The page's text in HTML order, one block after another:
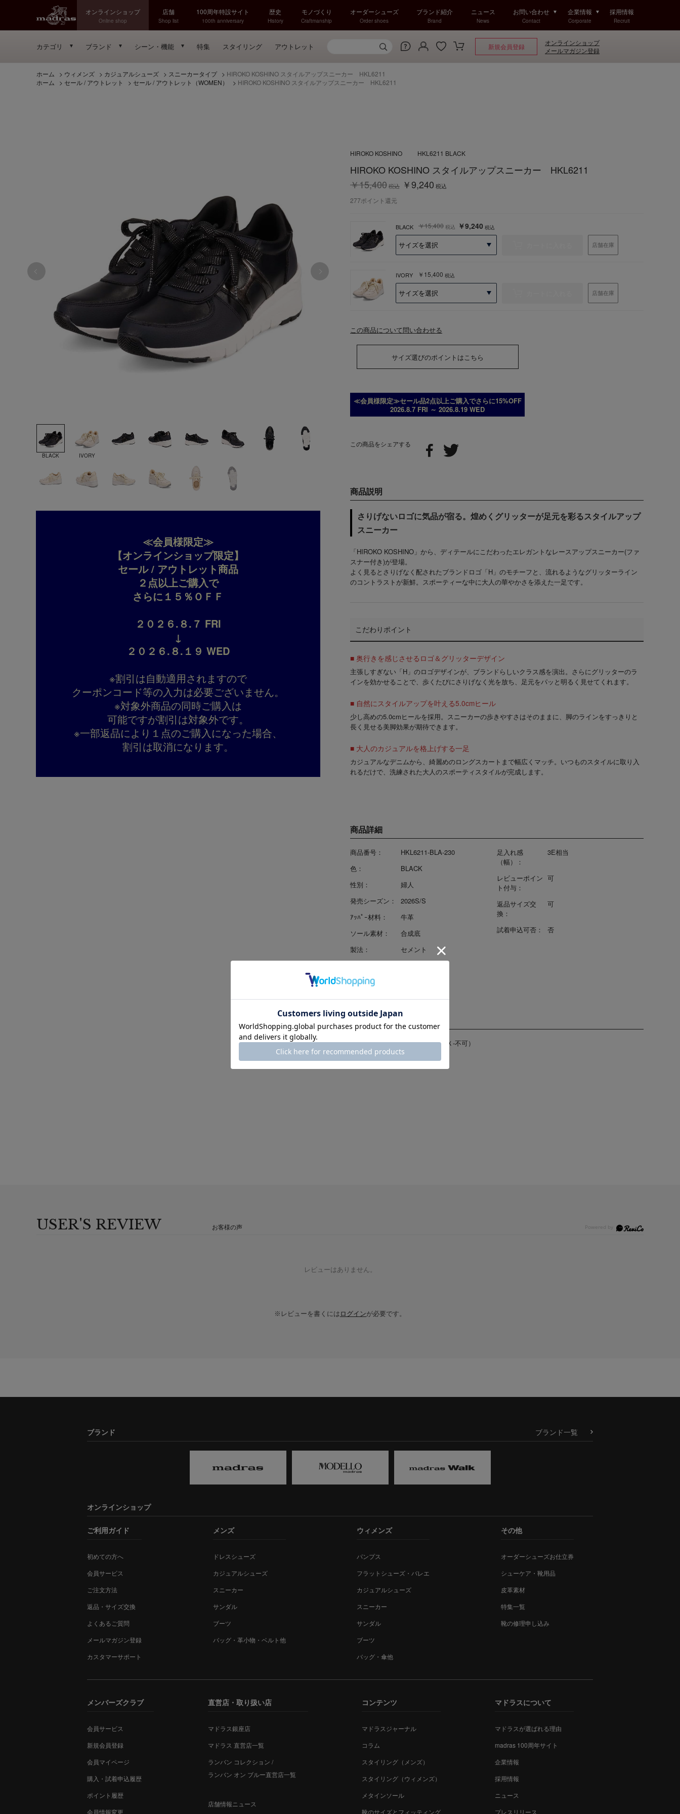
オンラインショップ
Online shop
店舗
Shop list
100周年特設サイト
100th anniversary
歴史
History
モノづくり
Craftmanship
オーダーシューズ
Order shoes
ブランド紹介
Brand
ニュース
News
お問い合わせ
Contact
企業情報
Corporate
採用情報
Recruit
カテゴリ ブランド シーン・機能 特集 スタイリング アウトレット 新規会員登録
オンラインショップ
メールマガジン登録
ホーム > ウィメンズ > カジュアルシューズ > スニーカータイプ > HIROKO KOSHINO スタイルアップスニーカー HKL6211
ホーム
> セール / アウトレット > セール / アウトレット（WOMEN） > HIROKO KOSHINO スタイルアップスニーカー HKL6211
BLACK IVORY
≪会員様限定≫
【オンラインショップ限定】
セール / アウトレット商品
２点以上ご購入で
さらに１５％ＯＦＦ
２０２６.８.７ FRI
↓
２０２６.８.１９ WED
※割引は自動適用されますので
クーポンコード等の入力は必要ございません。
※対象外商品の同時ご購入は
可能ですが割引は対象外です。
※一部返品により１点のご購入になった場合、
割引は取消になります。
この商品をシェアする
HIROKO KOSHINO スタイルアップスニーカー HKL6211
￥9,240 税込
￥15,400税込
商品詳細
商品番号：
HKL6211-BLA-230
色：
BLACK
性別：
婦人
発売シーズン：
2026S/S
ｱｯﾊﾟｰ材料：
牛革
ソール素材：
合成底
製法：
セメント
原産国：
足入れ感
（幅）：
3E相当
レビューポイン
ト付与：
可
返品サイズ交
換：
可
試着申込可否： 否
修理対応
（〇-修理可、△-代替部品修理、Ｘ-不可）
ソール交換： ×
BLACK ￥9,240 税込
￥15,400 税込
店舗在庫
IVORY ￥15,400 税込
店舗在庫
HIROKO KOSHINO HKL6211 BLACK
277ポイント還元
商品説明
さりげないロゴに気品が宿る。煌めくグリッターが足元を彩るスタイルアップ
スニーカー
「HIROKO KOSHINO」から、ディテールにこだわったエレガントなレースアップスニーカー(ファ
スナー付き)が登場。
よく見ると さりげなく配されたブランドロゴ「H」 のモチーフと、流れるようなグリッターライン
のコントラストが新鮮。スポーティーな中に大人の華やかさを添えた一足です。
こだわりポイント
■ 奥行きを感じさせるロゴ＆グリッターデザイン
主張しすぎない「H」のロゴデザインが、ブランドらしいクラス感を演出。さらにグリッターのラ
インを効かせることで、歩くたびにさりげなく光を放ち、足元をパッと明るく見せてくれます。
■ 自然にスタイルアップを叶える5.0cmヒール
少し高めの5.0cmヒールを採用。スニーカーの歩きやすさはそのままに、脚のラインをすっきりと
長く見せる美脚効果が期待できます。
■ 大人のカジュアルを格上げする一足
カジュアルなデニムから、綺麗めのロングスカートまで幅広くマッチ。いつものスタイルに取り入
れるだけで、洗練された大人のスポーティスタイルが完成します。
この商品について問い合わせる
サイズ選びのポイントはこちら
≪会員様限定≫セール品2点以上ご購入でさらに15%OFF
2026.8.7 FRI ～ 2026.8.19 WED
USER'S REVIEW お客様の声
レビューはありません。
※レビューを書くには ログインが必要です。
ブランド ブランド一覧
オンラインショップ
ご利用ガイド
初めての方へ
会員サービス
ご注文方法
返品・サイズ交換
よくあるご質問
メールマガジン登録
カスタマーサポート
メンズ
ドレスシューズ
カジュアルシューズ
スニーカー
サンダル
ブーツ
バッグ・革小物・ベルト他
ウィメンズ
パンプス
フラットシューズ・バレエ
カジュアルシューズ
スニーカー
サンダル
ブーツ
バッグ・傘他
その他
オーダーシューズお仕立券
シューケア・靴用品
皮革素材
特集一覧
靴の修理申し込み
メンバーズクラブ
会員サービス
新規会員登録
会員マイページ
購入・試着申込履歴
ポイント履歴
会員情報変更
直営店・取り扱い店
マドラス銀座店
マドラス 直営店一覧
ランバン コレクション /
ランバン オン ブルー直営店一覧
店舗情報ニュース
コンテンツ
マドラスジャーナル
コラム
スタイリング（メンズ）
スタイリング（ウィメンズ）
メタインソール
靴のサイズとフィッティング
マドラスについて
マドラスが選ばれる理由
madras 100周年サイト
企業情報
採用情報
ニュース
プレスリリース